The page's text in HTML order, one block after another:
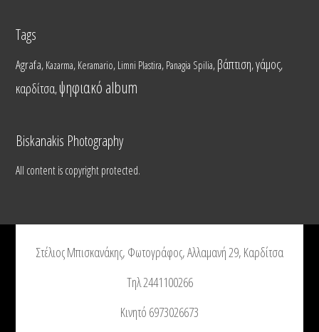
Tags
Agrafa, Kazarma, Keramario, Limni Plastira, Panagia Spilia,βάπτιση,γάμος,
καρδίτσα,ψηφιακό album
Biskanakis Photography
All content is copyright protected.
Στέλιος Μπισκανάκης, Φωτογράφος, Αλλαμανή 29, Καρδίτσα
Τηλ 2441100266
Κινητό 6973026673